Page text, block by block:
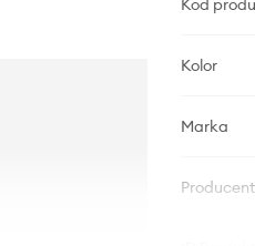
Kod
Kolor
Marka
Producent